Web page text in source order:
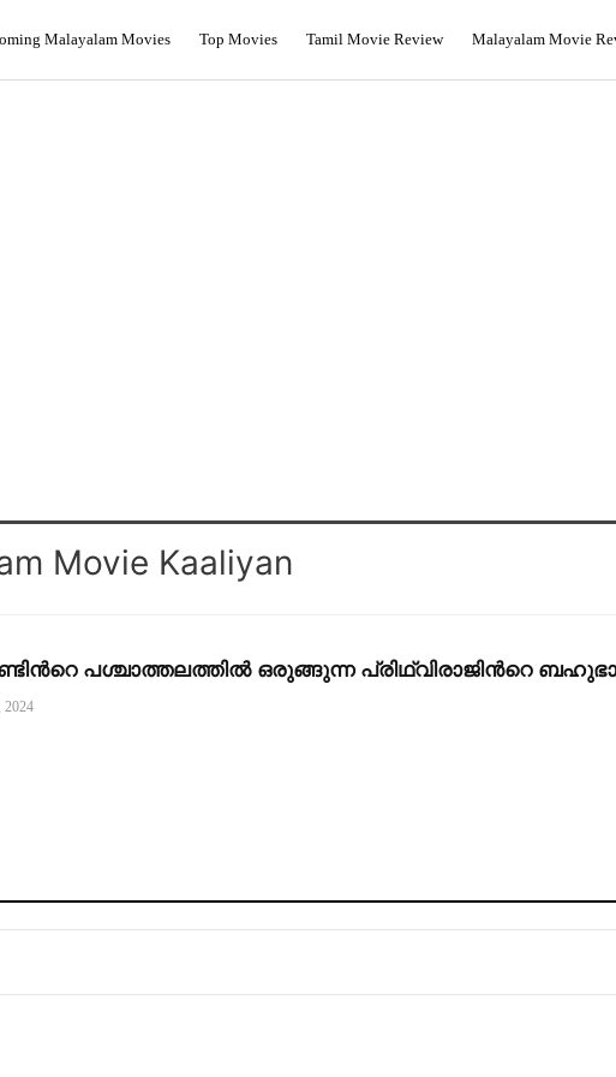
Malayalam Movies Top Movies Tamil Movie Review Malayalam Movie
Movie Kaaliyan
പശ്ചാത്തലത്തിൽ ഒരുങ്ങുന്ന പ്രിഥ്വിരാജിൻറെ
2024